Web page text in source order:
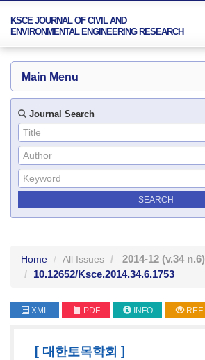
KSCE JOURNAL OF CIVIL AND
ENVIRONMENTAL ENGINEERING RESEARCH
Main Menu
Journal Search
Home All Issues 2014-12 (v.34 n.6)
10.12652/Ksce.2014.34.6.1753
XML PDF INFO REF
[ 대한토목학회 ]